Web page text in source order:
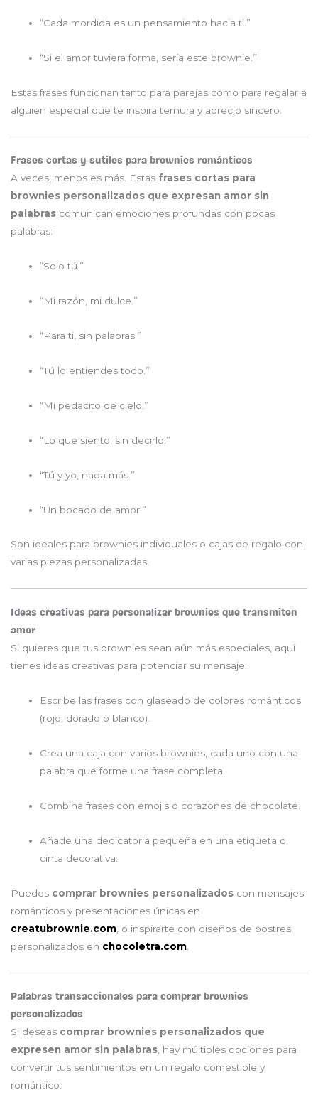
“Cada mordida es un pensamiento hacia ti.”
“Si el amor tuviera forma, sería este brownie.”
Estas frases funcionan tanto para parejas como para regalar a
alguien especial que te inspira ternura y aprecio sincero.
Frases cortas y sutiles para brownies románticos
A veces, menos es más. Estas frases cortas para
brownies personalizados que expresan amor sin
palabras comunican emociones profundas con pocas
palabras:
“Solo tú.”
“Mi razón, mi dulce.”
“Para ti, sin palabras.”
“Tú lo entiendes todo.”
“Mi pedacito de cielo.”
“Lo que siento, sin decirlo.”
“Tú y yo, nada más.”
“Un bocado de amor.”
Son ideales para brownies individuales o cajas de regalo con
varias piezas personalizadas.
Ideas creativas para personalizar brownies que transmiten
amor
Si quieres que tus brownies sean aún más especiales, aquí
tienes ideas creativas para potenciar su mensaje:
Escribe las frases con glaseado de colores románticos
(rojo, dorado o blanco).
Crea una caja con varios brownies, cada uno con una
palabra que forme una frase completa.
Combina frases con emojis o corazones de chocolate.
Añade una dedicatoria pequeña en una etiqueta o
cinta decorativa.
Puedes comprar brownies personalizados con mensajes
románticos y presentaciones únicas en
creatubrownie.com , o inspirarte con diseños de postres
personalizados en chocoletra.com
Palabras transaccionales para comprar brownies
personalizados
Si deseas comprar brownies personalizados que
expresen amor sin palabras , hay múltiples opciones para
convertir tus sentimientos en un regalo comestible y
romántico: